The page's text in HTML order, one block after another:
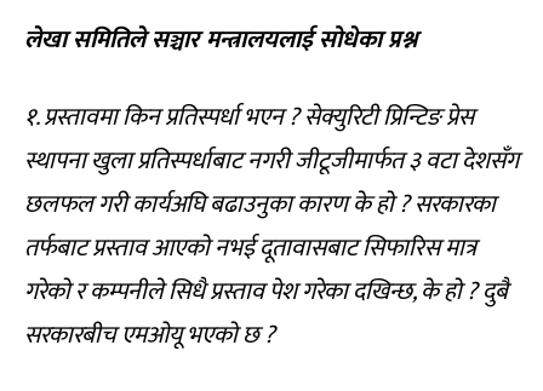
लेखा समितिले सञ्चार मन्त्रालयलाई सोधेका प्रश्न
१. प्रस्तावमा किन प्रतिस्पर्धा भएन ? सेक्युरिटी प्रिन्टिङ प्रेस
स्थापना खुला प्रतिस्पर्धाबाट नगरी जीटूजीमार्फत ३ वटा देशसँग
छलफल गरी कार्यअघि बढाउनुका कारण के हो ? सरकारका
तर्फबाट प्रस्ताव आएको नभई दूतावासबाट सिफारिस मात्र
गरेको र कम्पनीले सिधै प्रस्ताव पेश गरेका दखिन्छ, के हो ? दुबै
सरकारबीच एमओयू भएको छ ?